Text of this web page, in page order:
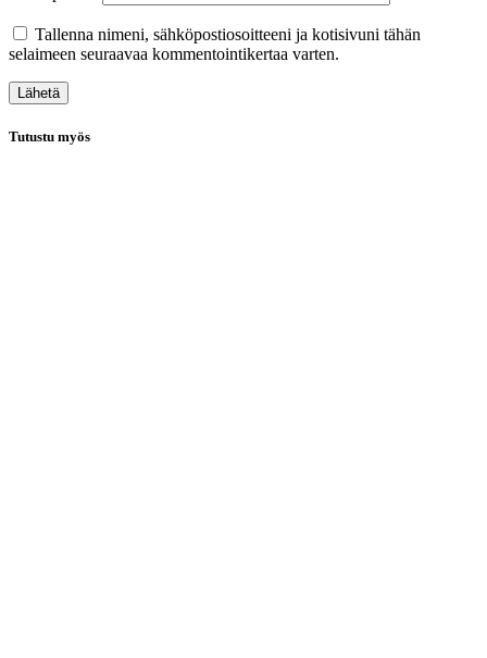
Tallenna nimeni, sähköpostiosoitteeni ja kotisivuni tähän
selaimeen seuraavaa kommentointikertaa varten.
Tutustu myös